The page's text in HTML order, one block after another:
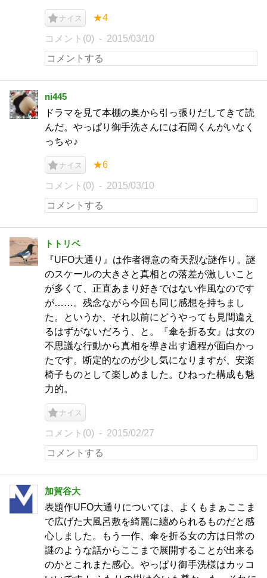
ナイス ★4
コメント(0) 2015/03/10
ni445
ドラマを見て本棚の奥から引っ張りだしてきて読
んだ。やっぱり御手洗さんには石岡くんがいなく
っちゃ♪
ナイス ★6
コメント(0) 2015/03/10
トトリベ
『UFO大通り』は作者得意の奇天烈な謎作り。謎
のスケールの大きさと真相との落差が激しいこと
が多くて、正直あまり好きではない作風なのです
が……。残念ながら今回も同じ感想を持ちまし
た。というか、それ以前にどうやっても見間違え
るはずがないだろう、と。『傘を折る女』は女の
不思議な行動から真相を導き出す過程が面白かっ
たです。断定的なのが少し気になりますが、安楽
椅子ものとして楽しめました。ひねった構成も魅
力的。
ナイス
コメント(0) 2015/02/27
加賀谷大
表題作UFO大通りについては、よくもまぁここま
で広げた大風呂敷を綺麗に纏められるものだと感
心しました。もう一作、傘を折る女の方は日常の
謎のような話からここまで展開することが出来る
のかとこれまた感心。やっぱり御手洗様はカッコ